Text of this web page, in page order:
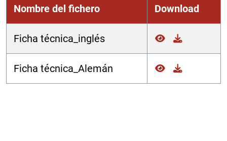
Nombre del fichero Download
Ficha técnica_inglés
Ficha técnica_Alemán